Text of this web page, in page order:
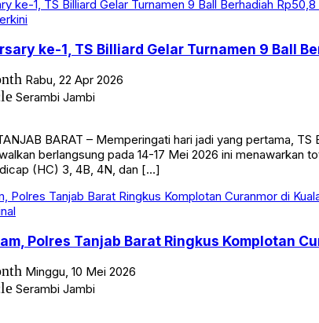
ke-1, TS Billiard Gelar Turnamen 9 Ball
Rabu, 22 Apr 2026
Serambi Jambi
BARAT – Memperingati hari jadi yang pertama,
berlangsung pada 14-17 Mei 2026 ini
(HC) 3, 4B, 4N, dan […]
Polres Tanjab Barat Ringkus Komplotan
Minggu, 10 Mei 2026
Serambi Jambi